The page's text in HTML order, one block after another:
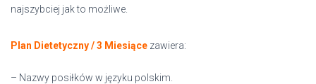
najszybciej jak to możliwe.
Plan Dietetyczny / 3 Miesiące zawiera:
– Nazwy posiłków w języku polskim.